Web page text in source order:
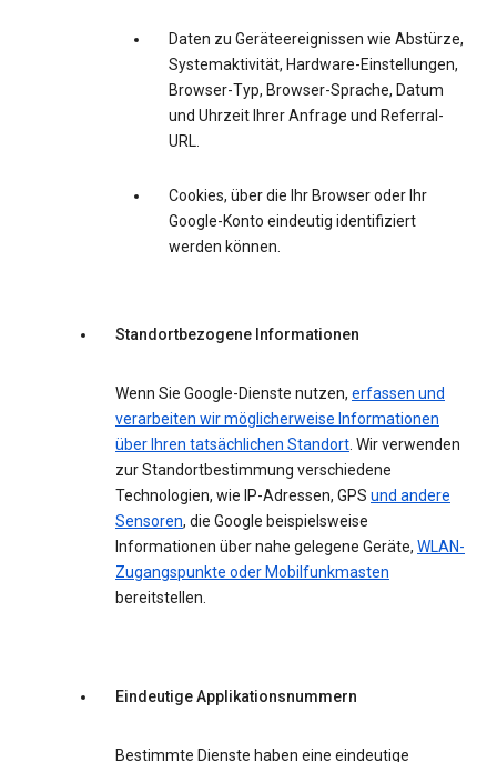
Daten zu Geräteereignissen wie Abstürze,
Systemaktivität, Hardware-Einstellungen,
Browser-Typ, Browser-Sprache, Datum
und Uhrzeit Ihrer Anfrage und Referral-
URL.
Cookies, über die Ihr Browser oder Ihr
Google-Konto eindeutig identifiziert
werden können.
Standortbezogene Informationen
Wenn Sie Google-Dienste nutzen, erfassen und
verarbeiten wir möglicherweise Informationen
über Ihren tatsächlichen Standort. Wir verwenden
zur Standortbestimmung verschiedene
Technologien, wie IP-Adressen, GPS und andere
Sensoren, die Google beispielsweise
Informationen über nahe gelegene Geräte, WLAN-
Zugangspunkte oder Mobilfunkmasten
bereitstellen.
Eindeutige Applikationsnummern
Bestimmte Dienste haben eine eindeutige